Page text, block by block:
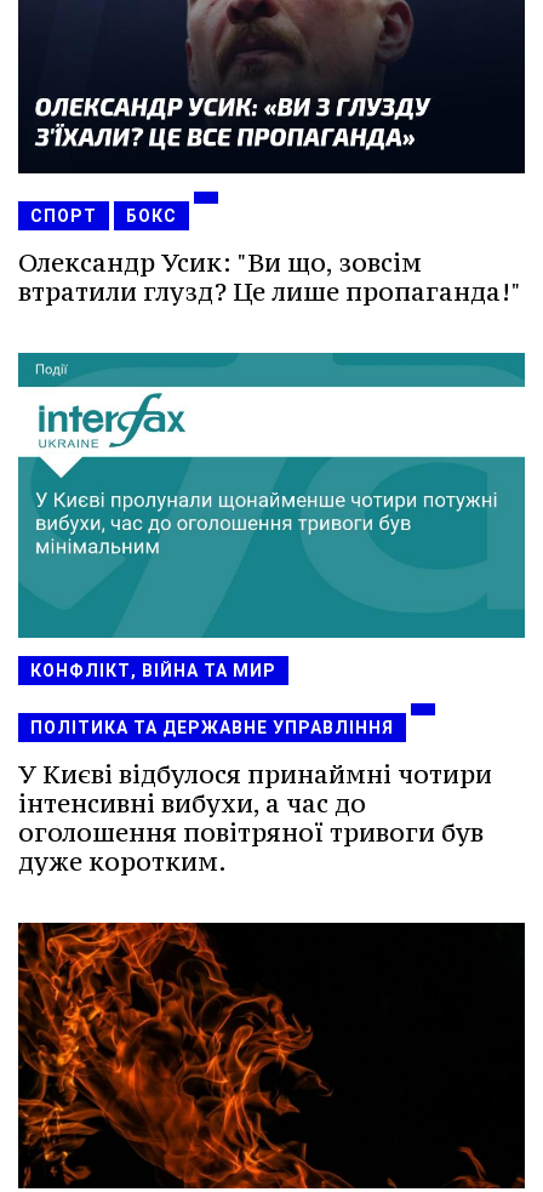
СПОРТ БОКС
Олександр Усик: "Ви що, зовсім
втратили глузд? Це лише пропаганда!"
КОНФЛІКТ, ВІЙНА ТА МИР
ПОЛІТИКА ТА ДЕРЖАВНЕ УПРАВЛІННЯ
У Києві відбулося принаймні чотири
інтенсивні вибухи, а час до
оголошення повітряної тривоги був
дуже коротким.